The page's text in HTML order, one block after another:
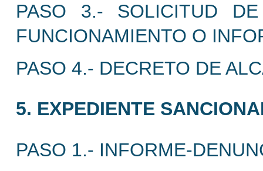
PASO 3.- SOLICITUD
FUNCIONAMIENTO O
PASO 4.- DECRETO DE
5. EXPEDIENTE
PASO 1.- INFORME-